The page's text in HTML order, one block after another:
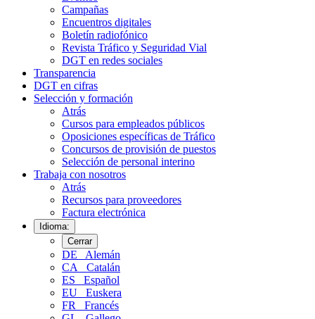
Campañas
Encuentros digitales
Boletín radiofónico
Revista Tráfico y Seguridad Vial
DGT en redes sociales
Transparencia
DGT en cifras
Selección y formación
Atrás
Cursos para empleados públicos
Oposiciones específicas de Tráfico
Concursos de provisión de puestos
Selección de personal interino
Trabaja con nosotros
Atrás
Recursos para proveedores
Factura electrónica
Idioma:
Cerrar
DE
Alemán
CA
Catalán
ES
Español
EU
Euskera
FR
Francés